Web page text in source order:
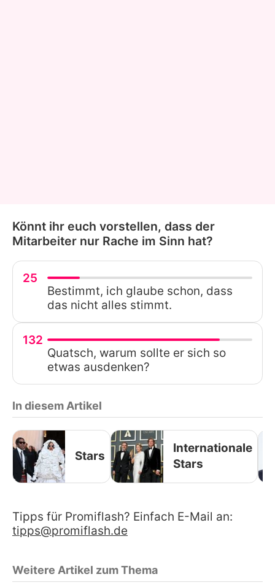
Könnt ihr euch vorstellen, dass der
Mitarbeiter nur Rache im Sinn hat?
25
Bestimmt, ich glaube schon, dass
das nicht alles stimmt.
132
Quatsch, warum sollte er sich so
etwas ausdenken?
In diesem Artikel
Stars
Internationale
Stars
Tipps für Promiflash? Einfach E-Mail an:
tipps@promiflash.de
Weitere Artikel zum Thema